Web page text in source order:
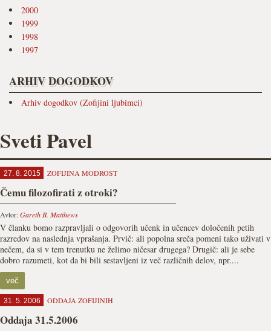
2000
1999
1998
1997
ARHIV DOGODKOV
Arhiv dogodkov (Zofijini ljubimci)
Sveti Pavel
27. 8. 2015 ZOFIJINA MODROST
Čemu filozofirati z otroki?
Avtor:Gareth B. Matthews
V članku bomo razpravljali o odgovorih učenk in učencev določenih petih
razredov na naslednja vprašanja. Prvič: ali popolna sreča pomeni tako uživati v
nečem, da si v tem trenutku ne želimo ničesar drugega? Drugič: ali je sebe
dobro razumeti, kot da bi bili sestavljeni iz več različnih delov, npr....
več
31. 5. 2006 ODDAJA ZOFIJINIH
Oddaja 31.5.2006